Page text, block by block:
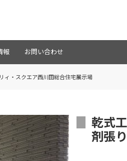
報 お問い合わせ
ィ・スクエア西川田総合住宅展示場
乾式
剤張